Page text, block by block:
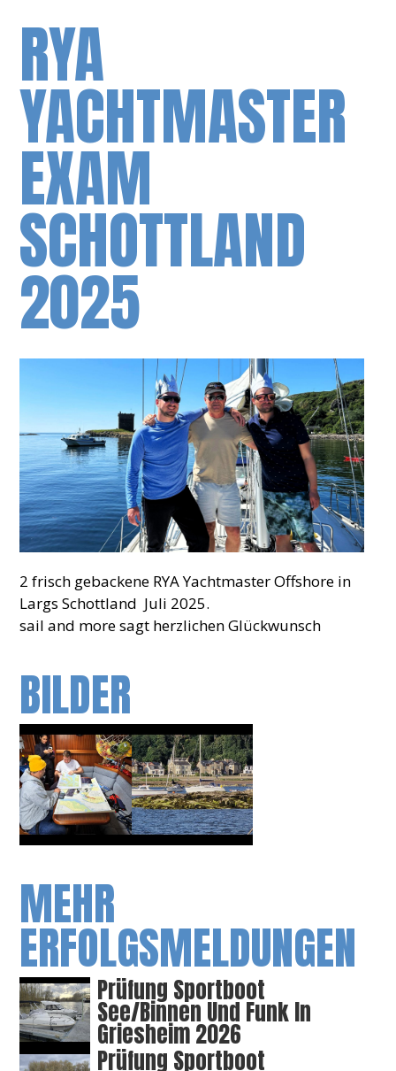
RYA
YACHTMASTER
EXAM
SCHOTTLAND
2025
2 frisch gebackene RYA Yachtmaster Offshore in
Largs Schottland Juli 2025.
sail and more sagt herzlichen Glückwunsch
BILDER
MEHR
ERFOLGSMELDUNGEN
Prüfung Sportboot
See/Binnen Und Funk In
Griesheim 2026
Prüfung Sportboot